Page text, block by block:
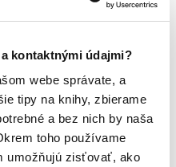
kontaktnými údajmi?
webe správate, a
tipy na knihy, zbierame
a bez nich by naša
toho používame
umožňujú zisťovať, ako
na centrálnom sklade
(0 titulov)dostupná (bez